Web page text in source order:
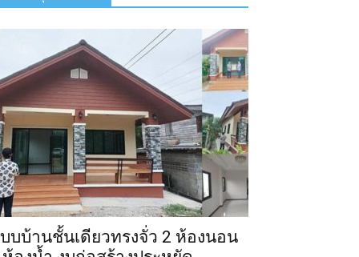
บบ้านชั้นเดียวทรงจั่ว 2 ห้องนอน